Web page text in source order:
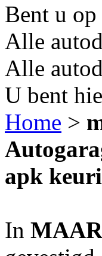
Bent u op
Alle
Alle
U bent
Home >
apk
In